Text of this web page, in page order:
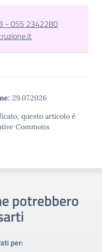
- 055 2342280
29.07.2026
questo articolo è
Commons
potrebbero
per: